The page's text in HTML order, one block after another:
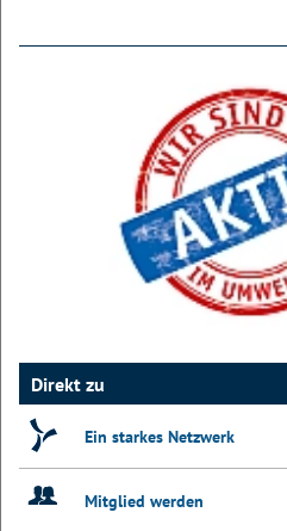
Direkt zu
Ein starkes Netzwerk
Mitglied werden